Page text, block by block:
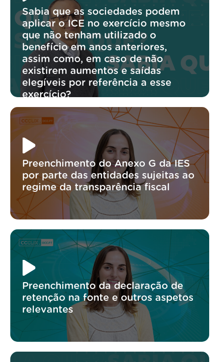
Sabia que as sociedades podem
aplicar o ICE no exercício mesmo
que não tenham utilizado o
benefício em anos anteriores,
assim como, em caso de não
existirem aumentos e saídas
elegíveis por referência a esse
exercício?
Preenchimento do Anexo G da IES
por parte das entidades sujeitas ao
regime da transparência fiscal
Preenchimento da declaração de
retenção na fonte e outros aspetos
relevantes